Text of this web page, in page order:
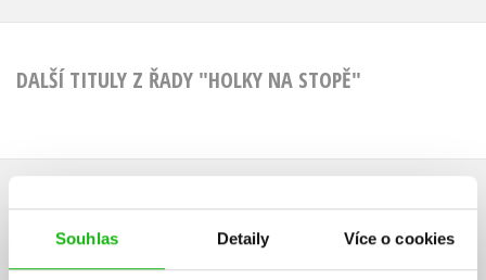
Souhlas Detaily Více o cookies
DALŠÍ TITULY Z ŘADY "HOLKY NA STOPĚ"
HODNOCENÍ ČTENÁŘŮ
V současné době nejsou vytvořena žádná uživatelská hodnocení.